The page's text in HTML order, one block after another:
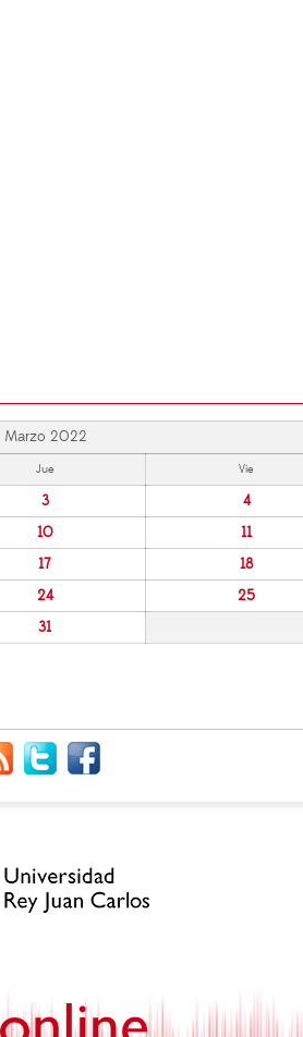
Marzo 2022
Jue Vie
3 4
10 11
17 18
24 25
31